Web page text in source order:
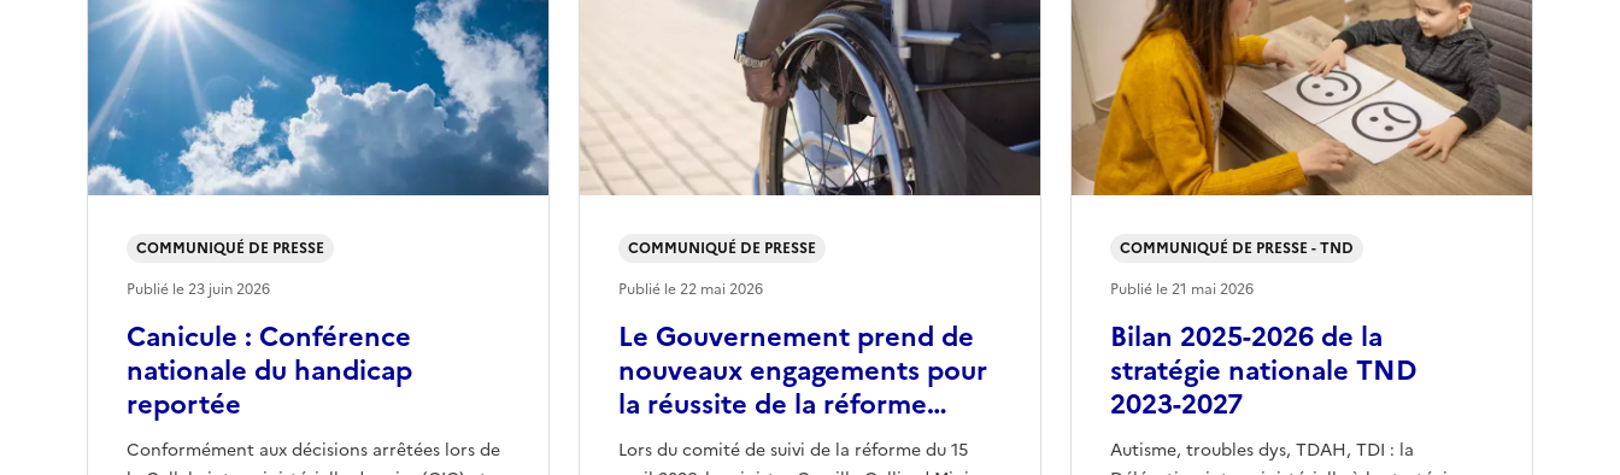
Canicule : Conférence
nationale du handicap
reportée
Conformément aux décisions arrêtées lors de
COMMUNIQUÉ DE PRESSE
Publié le23 juin 2026
Le Gouvernement prend de
nouveaux engagements pour
la réussite de la réforme…
Lors du comité de suivi de la réforme du 15
COMMUNIQUÉ DE PRESSE
Publié le22 mai 2026
Bilan 2025-2026 de la
stratégie nationale TND
2023-2027
Autisme, troubles dys, TDAH, TDI : la
COMMUNIQUÉ DE PRESSE - TND
Publié le21 mai 2026